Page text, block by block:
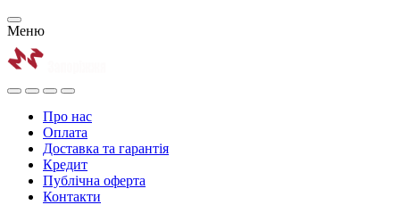
Меню
Про нас
Оплата
Доставка та гарантія
Кредит
Публічна оферта
Контакти